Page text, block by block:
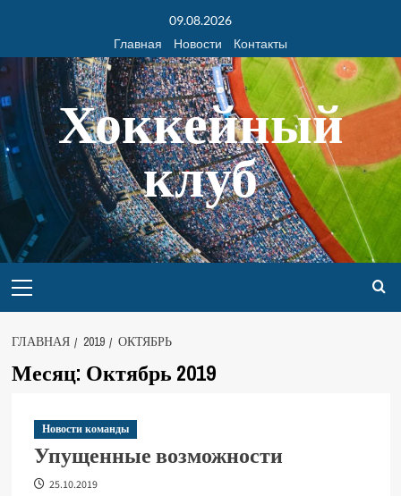
09.08.2026
Главная
Новости Контакты
Хоккейный
клуб
ГЛАВНАЯ 2019 ОКТЯБРЬ
Месяц: Октябрь 2019
Новости команды
Упущенные возможности
25.10.2019